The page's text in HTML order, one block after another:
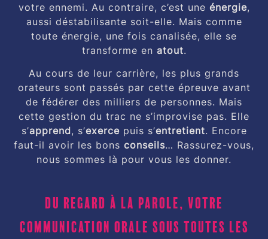
votre ennemi. Au contraire, c’est une énergie,
aussi déstabilisante soit-elle. Mais comme
toute énergie, une fois canalisée, elle se
transforme en atout.
Au cours de leur carrière, les plus grands
orateurs sont passés par cette épreuve avant
de fédérer des milliers de personnes. Mais
cette gestion du trac ne s’improvise pas. Elle
s’apprend, s’exercepuis s’entretient. Encore
faut-il avoir les bons conseils… Rassurez-vous,
nous sommes là pour vous les donner.
Du regard à la parole, votre
communication orale sous toutes les